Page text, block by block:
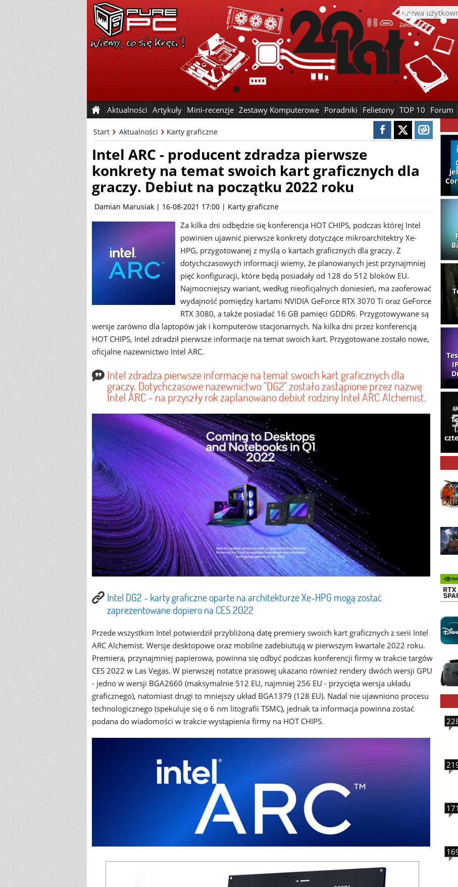
Załóż konto
Aktualności Artykuły Mini-recenzje Zestawy Komputerowe Poradniki Felietony TOP 10 Forum
Start Aktualności Karty graficzne
Intel ARC - producent zdradza pierwsze
konkrety na temat swoich kart graficznych dla
graczy. Debiut na początku 2022 roku
Damian Marusiak | 16-08-2021 17:00 | Karty graficzne
Za kilka dni odbędzie się konferencja HOT CHIPS, podczas której Intel
powinien ujawnić pierwsze konkrety dotyczące mikroarchitektry Xe-
HPG, przygotowanej z myślą o kartach graficznych dla graczy. Z
dotychczasowych informacji wiemy, że planowanych jest przynajmniej
pięć konfiguracji, które będą posiadały od 128 do 512 bloków EU.
Najmocniejszy wariant, według nieoficjalnych doniesień, ma zaoferować
wydajność pomiędzy kartami NVIDIA GeForce RTX 3070 Ti oraz GeForce
RTX 3080, a także posiadać 16 GB pamięci GDDR6. Przygotowywane są
wersje zarówno dla laptopów jak i komputerów stacjonarnych. Na kilka dni przez konferencją
HOT CHIPS, Intel zdradził pierwsze informacje na temat swoich kart. Przygotowane zostało nowe,
oficjalne nazewnictwo Intel ARC.
Intel zdradza pierwsze informacje na temat swoich kart graficznych dla
graczy. Dotychczasowe nazewnictwo "DG2" zostało zastąpione przez nazwę
Intel ARC - na przyszły rok zaplanowano debiut rodziny Intel ARC Alchemist.
Intel DG2 - karty graficzne oparte na architekturze Xe-HPG mogą zostać
zaprezentowane dopiero na CES 2022
Przede wszystkim Intel potwierdził przybliżoną datę premiery swoich kart graficznych z serii Intel
ARC Alchemist. Wersje desktopowe oraz mobilne zadebiutują w pierwszym kwartale 2022 roku.
Premiera, przynajmniej papierowa, powinna się odbyć podczas konferencji firmy w trakcie targów
CES 2022 w Las Vegas. W pierwszej notatce prasowej ukazano również rendery dwóch wersji GPU
- jedno w wersji BGA2660 (maksymalnie 512 EU, najmniej 256 EU - przycięta wersja układu
graficznego), natomiast drugi to mniejszy układ BGA1379 (128 EU). Nadal nie ujawniono procesu
technologicznego (spekuluje się o 6 nm litografii TSMC), jednak ta informacja powinna zostać
podana do wiadomości w trakcie wystąpienia firmy na HOT CHIPS.
171